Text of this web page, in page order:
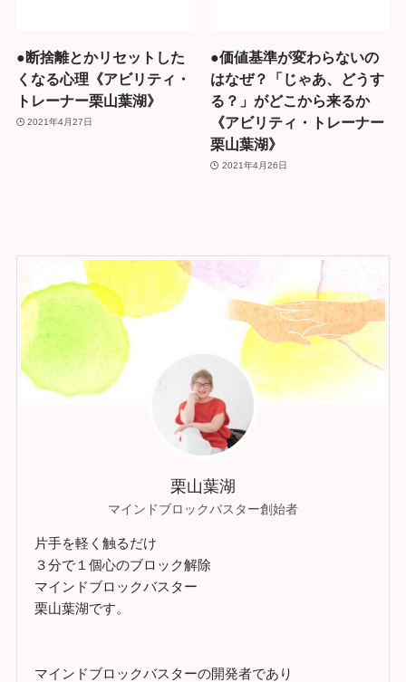
●断捨離とかリセットした
くなる心理《アビリティ・
トレーナー栗山葉湖》
2021年4月27日
●価値基準が変わらないの
はなぜ？「じゃあ、どうす
る？」がどこから来るか
《アビリティ・トレーナー
栗山葉湖》
2021年4月26日
栗山葉湖
マインドブロックバスター創始者
片手を軽く触るだけ
３分で１個心のブロック解除
マインドブロックバスター
栗山葉湖です。
マインドブロックバスターの開発者であり